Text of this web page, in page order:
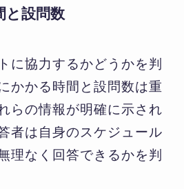
と設問数
に協力するかどうかを判
かかる時間と設問数は重
らの情報が明確に示され
者は自身のスケジュール
理なく回答できるかを判